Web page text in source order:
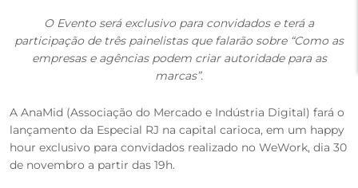
O Evento será exclusivo para convidados e terá a
participação de três painelistas que falarão sobre “Como as
empresas e agências podem criar autoridade para as
marcas”.
A AnaMid (Associação do Mercado e Indústria Digital) fará o
lançamento da Especial RJ na capital carioca, em um happy
hour exclusivo para convidados realizado no WeWork, dia 30
de novembro a partir das 19h.